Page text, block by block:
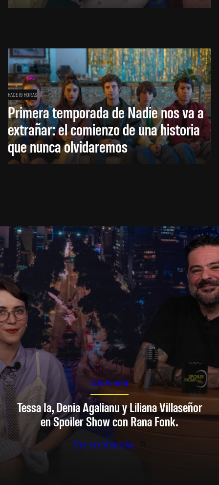
HACE 19 HORAS
Primera temporada de Nadie nos va a
extrañar: el comienzo de una historia
que nunca olvidaremos
SPOILER SHOW
Tessa Ia, Denia Agalianu y Liliana Villaseñor
en Spoiler Show con Rana Fonk.
Ver en Youtube